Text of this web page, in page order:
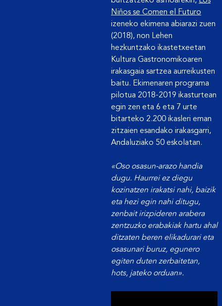
Niños se Comen el Futuro
izeneko ekimena abiarazi zuen
(2018), non Lehen
hezkuntzako ikastetxeetan
Kultura Gastronomikoaren
irakasgaia sartzea aurreikusten
baitu. Ekimenaren programa
pilotua 2018-2019 ikasturtean
egin zen eta 6 eta 7 urte
bitarteko 2.200 ikasleri eman
zitzaien esandako irakasgarri,
Andaluziako 50 eskolatan.
«Oso osasun-arazo handia
dugu. Haurrei ez diegu
kozinatzen irakatsi nahi, baizik
eta hezi egin nahi ditugu,
zenbait irizpideren arabera
zentzuzko erabakiak hartu ahal
ditzaten beren elikadurari eta
osasunari buruz, egunero
egiten duten zerbaitetan,
hots, jateko orduan».